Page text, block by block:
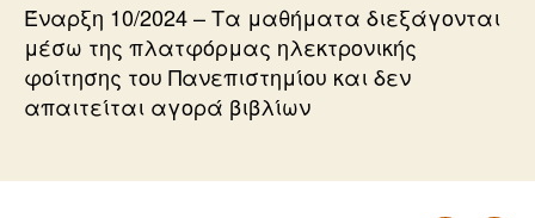
Έναρξη 10/2024 – Τα μαθήματα διεξάγονται
μέσω της πλατφόρμας ηλεκτρονικής
φοίτησης του Πανεπιστημίου και δεν
απαιτείται αγορά βιβλίων